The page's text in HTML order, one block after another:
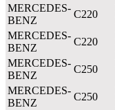
MERCEDES-
BENZ
C220
MERCEDES-
BENZ
C220
MERCEDES-
BENZ
C250
MERCEDES-
BENZ
C250